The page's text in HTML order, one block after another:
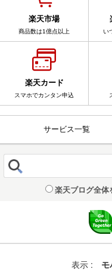
楽天市場
商品数は1億点以上 い
楽天カード
スマホでカンタン申込
サービス一覧
楽天ブログ全体
表示 :